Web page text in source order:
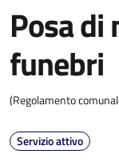
Posa
funebri
(Regolamento
Servizio attivo